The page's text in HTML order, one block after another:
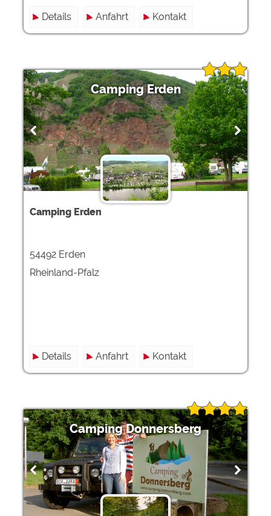
Details Anfahrt Kontakt
Camping Erden
Camping Erden
54492 Erden
Rheinland-Pfalz
Details Anfahrt Kontakt
Camping Donnersberg